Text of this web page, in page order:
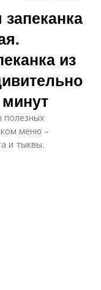
запеканка
запеканки
тыквенная
из
полезных
меню –
и тыквы.